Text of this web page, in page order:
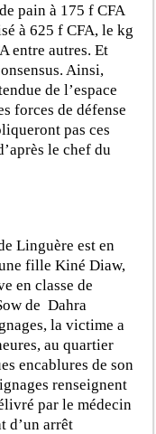
pain à 175 f CFA
à 625 f CFA, le kg
entre autres. Et
Ainsi,
de l’espace
forces de défense
pas ces
le chef du
Linguère est en
fille Kiné Diaw,
en classe de
de Dahra
la victime a
au quartier
encablures de son
renseignent
par le médecin
d’un arrêt